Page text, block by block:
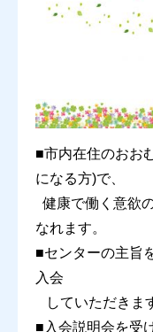
■市内在住のおお
になる方)で、
健康で働く 意欲
なれます。
■センターの主旨
入会
していただきま
■入会説明会を受